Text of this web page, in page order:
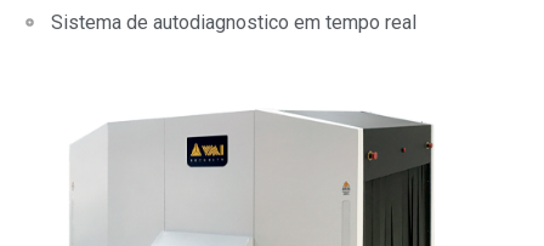
Sistema de autodiagnostico em tempo real